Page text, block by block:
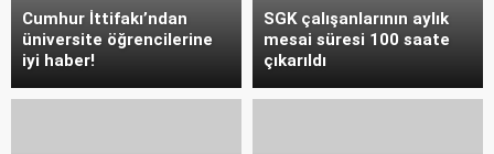
Cumhur İttifakı’ndan
üniversite öğrencilerine
iyi haber!
SGK çalışanlarının aylık
mesai süresi 100 saate
çıkarıldı